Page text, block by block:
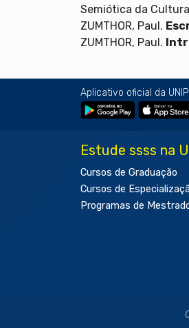
Semiótica da
ZUMTHOR, Paul.
ZUMTHOR, Paul.
Aplicativo oficial da UNIP
Estude ssss na
Cursos de Graduação
Cursos de
Programas de